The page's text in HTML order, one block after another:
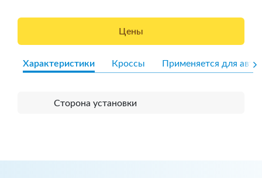
Цены
Характеристики Кроссы Применяется для авто
Сторона установки